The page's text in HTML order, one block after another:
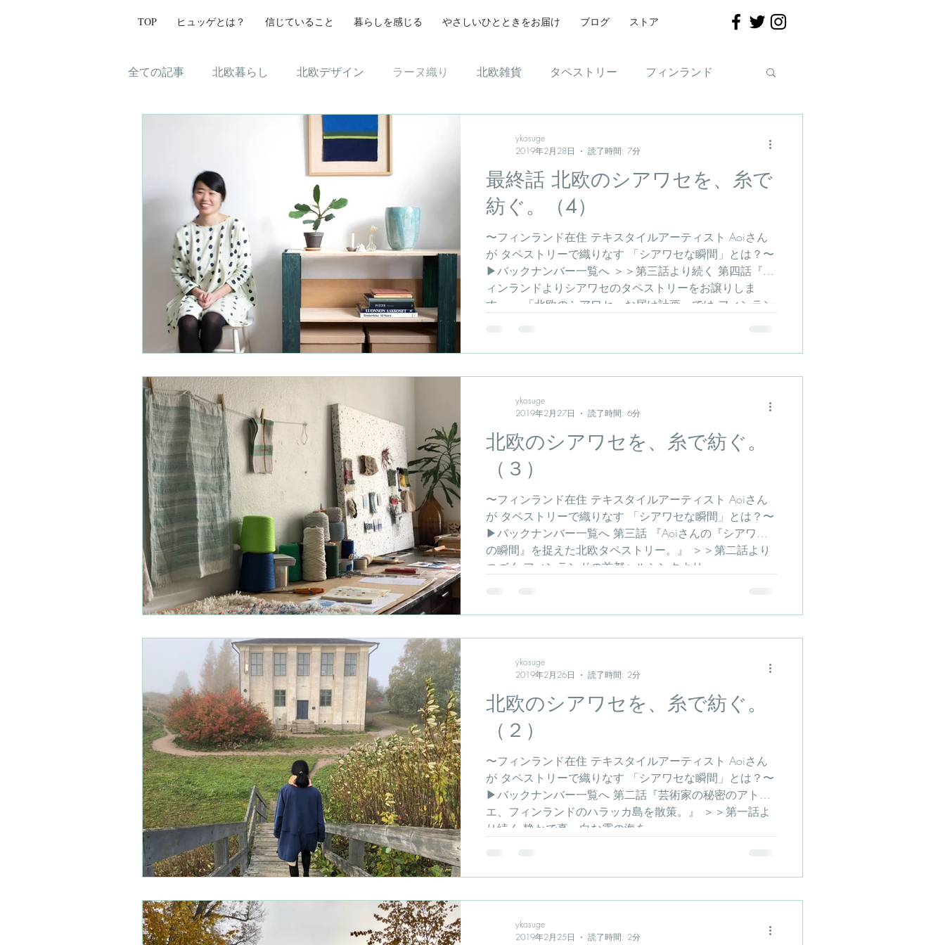
TOP ヒュッゲとは？ 信じていること 暮らしを感じる やさしいひとときをお届け ブログ ストア
全ての記事 北欧暮らし 北欧デザイン ラーヌ織り 北欧雑貨 タペストリー フィンランド
インテリア
最終話 北欧のシアワセを、糸で
紡ぐ。（4）
〜フィンランド在住 テキスタイルアーティスト Aoiさん
が タペストリーで織りなす 「シアワセな瞬間」とは？〜
▶︎バックナンバー一覧へ ＞＞第三話より続く 第四話『フ
ィンランドよりシアワセのタペストリーをお譲りしま
す。』 「北欧のシアワセ、お届け計画」では フィンラン
ykosuge
2019年2月28日
読了時間: 7分
北欧のシアワセを、糸で紡ぐ。
（３）
〜フィンランド在住 テキスタイルアーティスト Aoiさん
が タペストリーで織りなす 「シアワセな瞬間」とは？〜
▶︎バックナンバー一覧へ 第三話 『Aoiさんの『シアワセ
の瞬間』を捉えた北欧タペストリー。』 ＞＞第二話より
つづく フィンランドの首都ヘルシンキより...
ykosuge
2019年2月27日
読了時間: 6分
北欧のシアワセを、糸で紡ぐ。
（２）
〜フィンランド在住 テキスタイルアーティスト Aoiさん
が タペストリーで織りなす 「シアワセな瞬間」とは？〜
▶︎バックナンバー一覧へ 第二話『芸術家の秘密のアトリ
エ、フィンランドのハラッカ島を散策。』 ＞＞第一話よ
り続く 静かで真っ白な霧の海を...
ykosuge
2019年2月26日
読了時間: 2分
ykosuge
2019年2月25日
読了時間: 2分